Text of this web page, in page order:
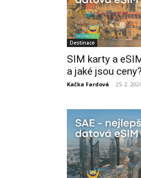
Destinace
SIM karty a
a jaké jsou ceny?
Kačka Fardová - 25. 2.